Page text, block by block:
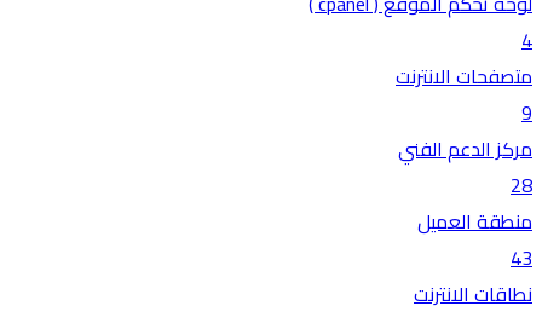
4
متصفحات الانترنت
9
مركز الدعم الفني
28
منطقة العميل
43
نطاقات الانترنت